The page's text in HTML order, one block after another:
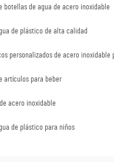
botellas de agua de acero inoxidable
de plástico de alta calidad
personalizados de acero inoxidable
artículos para beber
acero inoxidable
de plástico para niños